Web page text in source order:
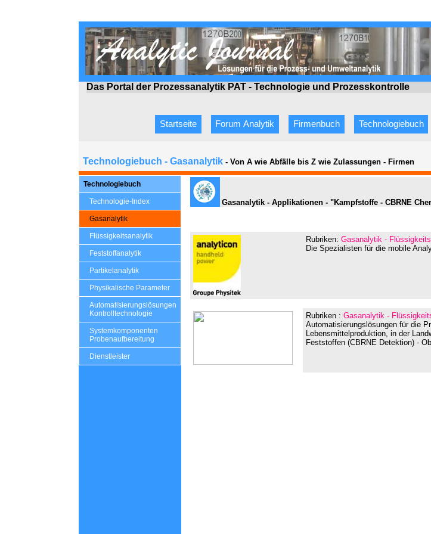
Das Portal der Prozessanalytik PAT - Technologie und Prozesskontrolle
Startseite Forum Analytik Firmenbuch Technologiebuch
Technologiebuch - Gasanalytik - Von A wie Abfälle bis Z wie Zulassungen - Firmen
Technologiebuch
Technologie-Index
Gasanalytik
Flüssigkeitsanalytik
Feststoffanalytik
Partikelanalytik
Physikalische Parameter
Automatisierungslösungen
Kontrolltechnologie
Systemkomponenten
Probenaufbereitung
Dienstleister
Gasanalytik - Applikationen - "Kampfstoffe - CBRNE
Rubriken: Gasanalytik -
Die Spezialisten für die mobile
Rubriken : Gasanalytik -
Automatisierungslösungen für die
Lebensmittelproduktion, in der
Feststoffen (CBRNE Detektion) -